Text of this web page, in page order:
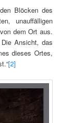
Blöcken des
unauffälligen
dem Ort aus.
Ansicht, das
dieses Ortes,
[2]